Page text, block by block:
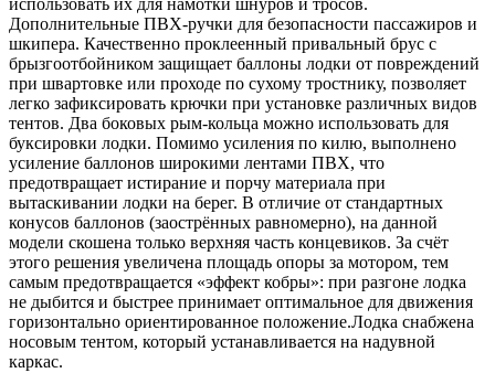
использовать их для намотки шнуров и тросов.
Дополнительные ПВХ-ручки для безопасности пассажиров и
шкипера. Качественно проклеенный привальный брус с
брызгоотбойником защищает баллоны лодки от повреждений
при швартовке или проходе по сухому тростнику, позволяет
легко зафиксировать крючки при установке различных видов
тентов. Два боковых рым-кольца можно использовать для
буксировки лодки. Помимо усиления по килю, выполнено
усиление баллонов широкими лентами ПВХ, что
предотвращает истирание и порчу материала при
вытаскивании лодки на берег. В отличие от стандартных
конусов баллонов (заострённых равномерно), на данной
модели скошена только верхняя часть концевиков. За счёт
этого решения увеличена площадь опоры за мотором, тем
самым предотвращается «эффект кобры»: при разгоне лодка
не дыбится и быстрее принимает оптимальное для движения
горизонтально ориентированное положение.Лодка снабжена
носовым тентом, который устанавливается на надувной
каркас.